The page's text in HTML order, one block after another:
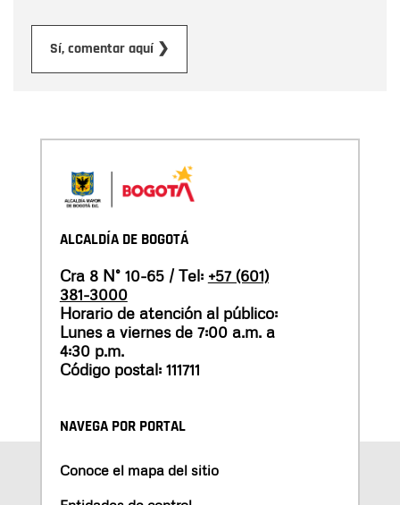
Sí, comentar aquí ❯
ALCALDÍA DE BOGOTÁ
Cra 8 N° 10-65 / Tel: +57 (601)
381-3000
Horario de atención al público:
Lunes a viernes de 7:00 a.m. a
4:30 p.m.
Código postal: 111711
NAVEGA POR PORTAL
Conoce el mapa del sitio